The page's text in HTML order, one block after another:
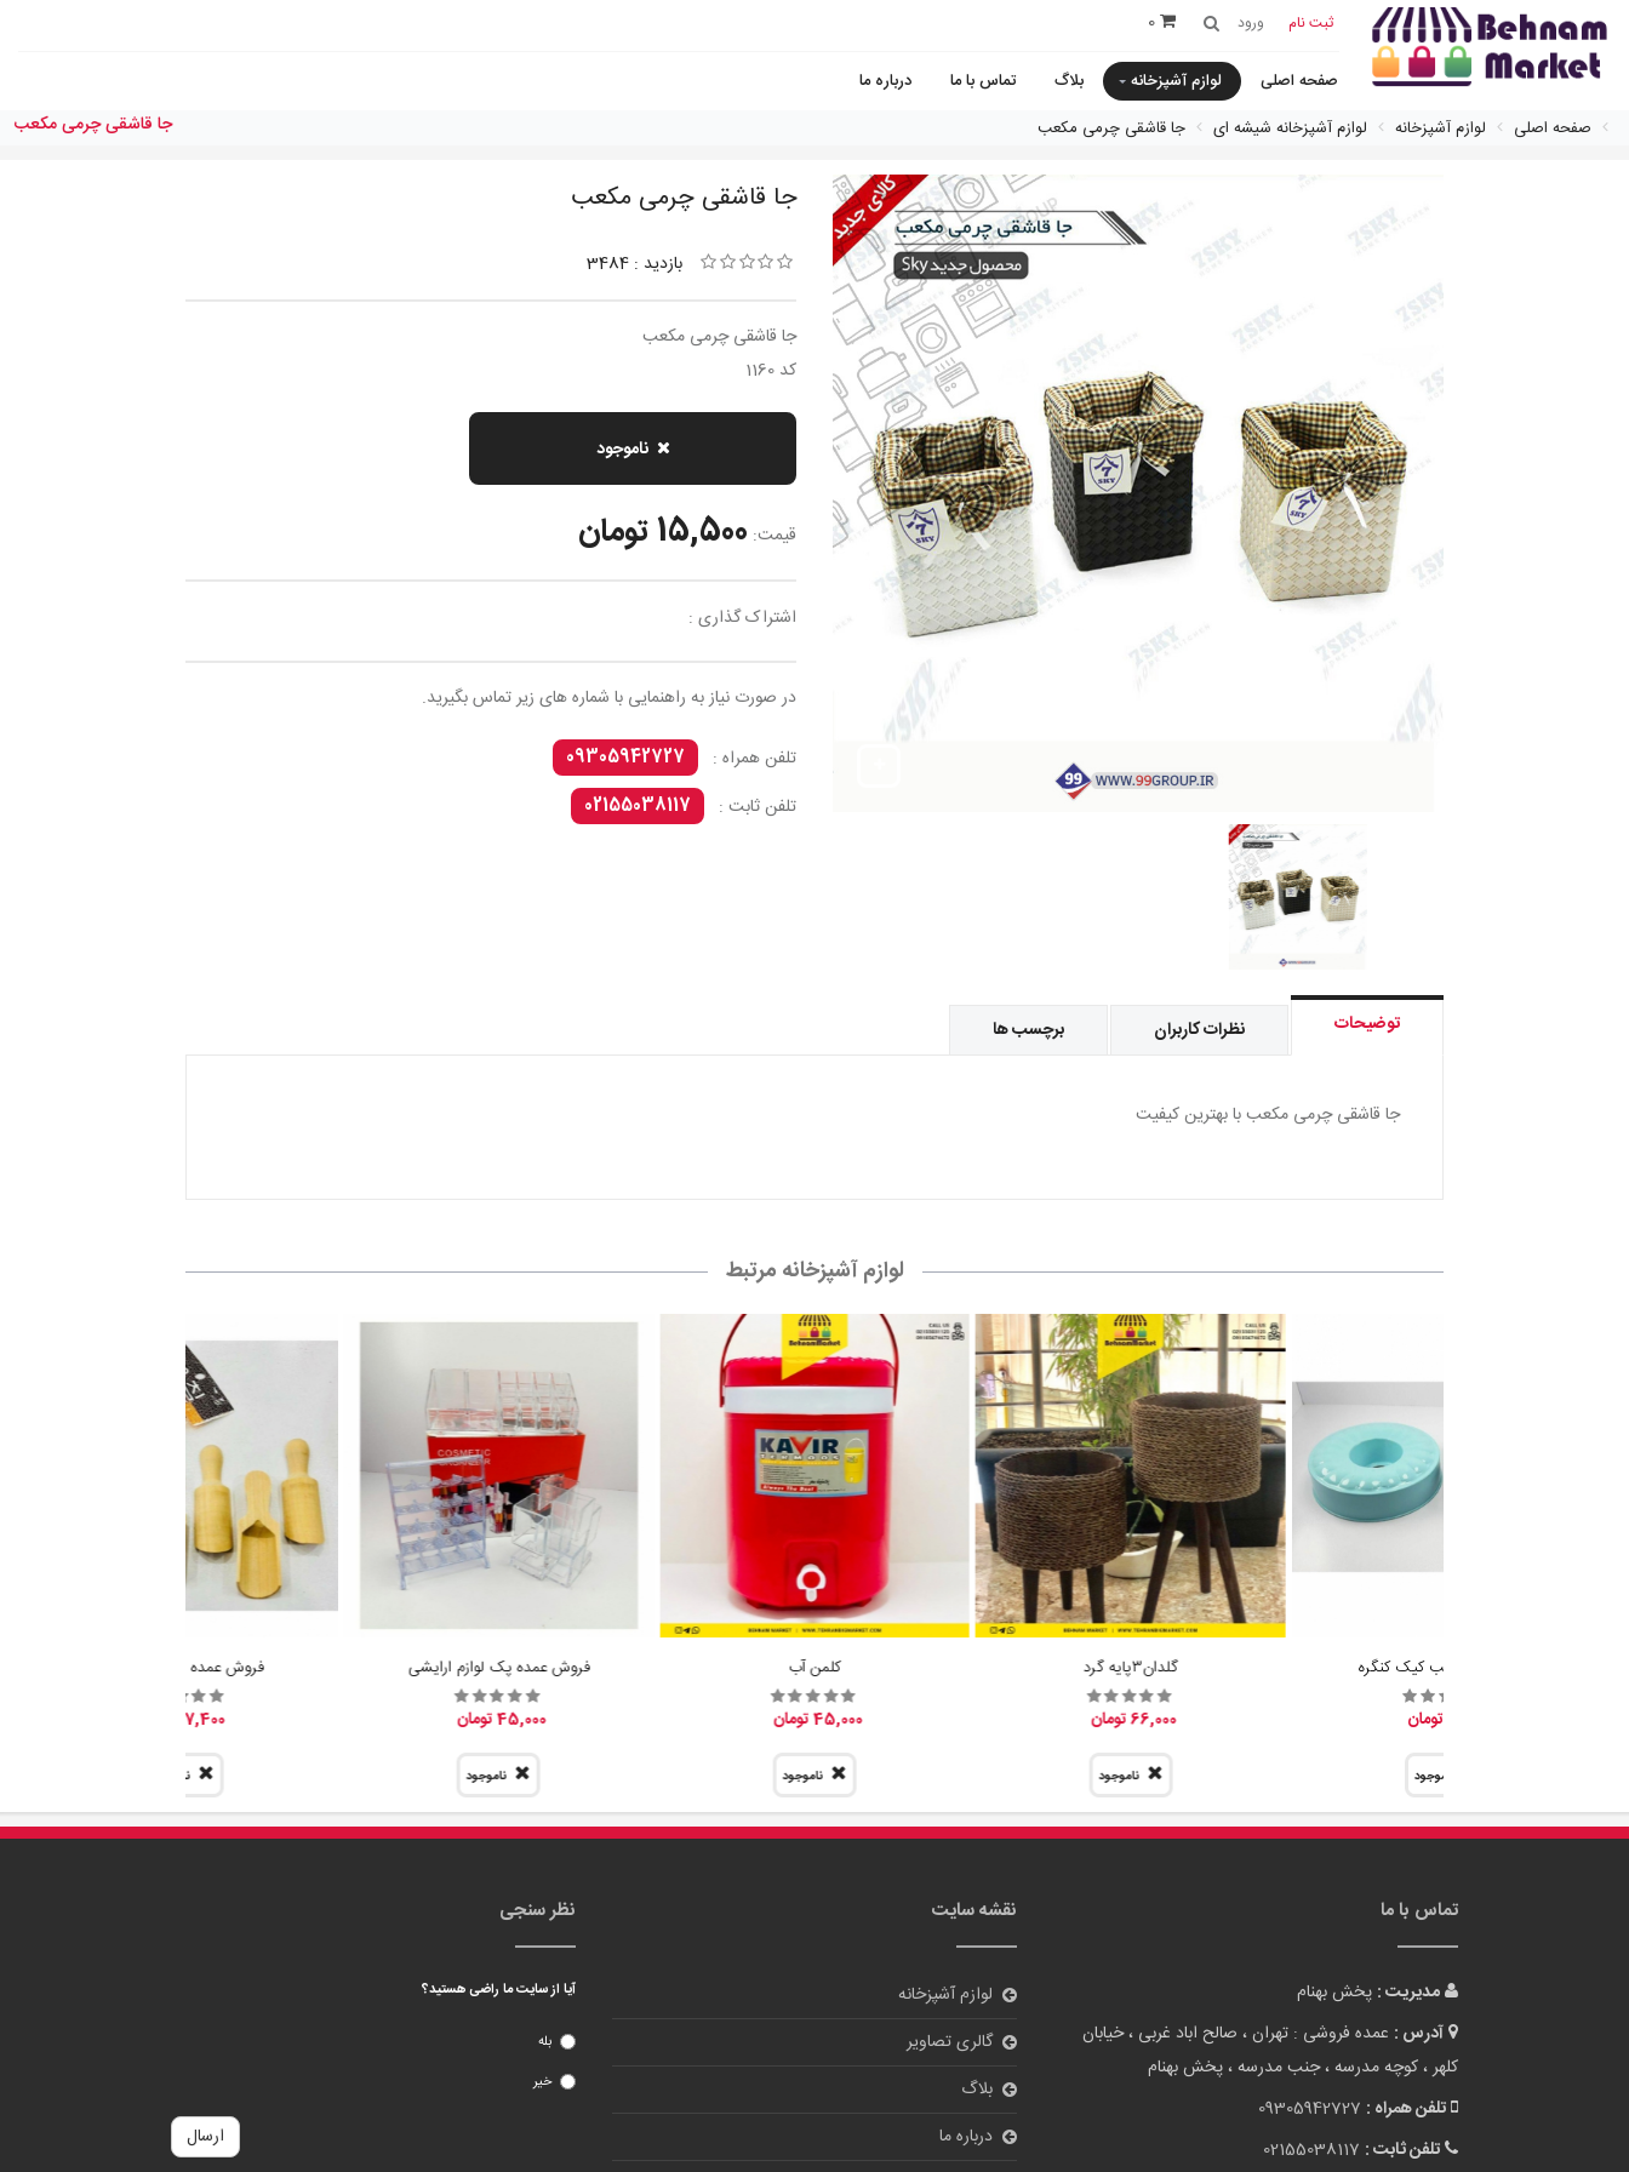
ثبت نام ورود 0
صفحه اصلی لوازم آشپزخانه بلاگ تماس با ما
درباره ما
صفحه اصلی
لوازم آشپزخانه لوازم آشپزخانه شیشه ای جا قاشقى چرمى مكعب جا قاشقى چرمى مكعب
جا قاشقى چرمى مكعب
بازدید : 3484
جا قاشقى چرمى مكعب
کد 1160
ناموجود
قیمت: 15,500 تومان
اشتراک گذاری :
در صورت نیاز به راهنمایی با شماره های زیر تماس بگیرید.
تلفن همراه :
09305942727
تلفن ثابت :
02155038117
توضیحات نظرات کاربران برچسب ها
جا قاشقى چرمى مكعب با بهترین کیفیت
لوازم آشپزخانه مرتبط
فروش عمده قالب کیک کنگره
ناموجود
گلدان٣پايه گرد
66,000 تومان
ناموجود
کلمن آب
45,000 تومان
ناموجود
فروش عمده پک لوازم ارایشی
45,000 تومان
ناموجود
فروش عمده پیمانه سرتاس
7,400 تومان
ناموجود
تماس با ما
مدیریت : پخش بهنام
آدرس : عمده فروشی : تهران ، صالح اباد غربی ، خیابان
کلهر ، کوچه مدرسه ، جنب مدرسه ، پخش بهنام
تلفن همراه : 09305942727
تلفن ثابت : 02155038117
نقشه سایت
لوازم آشپزخانه
گالری تصاویر
بلاگ
درباره ما
نظر سنجی
آیا از سایت ما راضی هستید؟
بله
خیر
ارسال